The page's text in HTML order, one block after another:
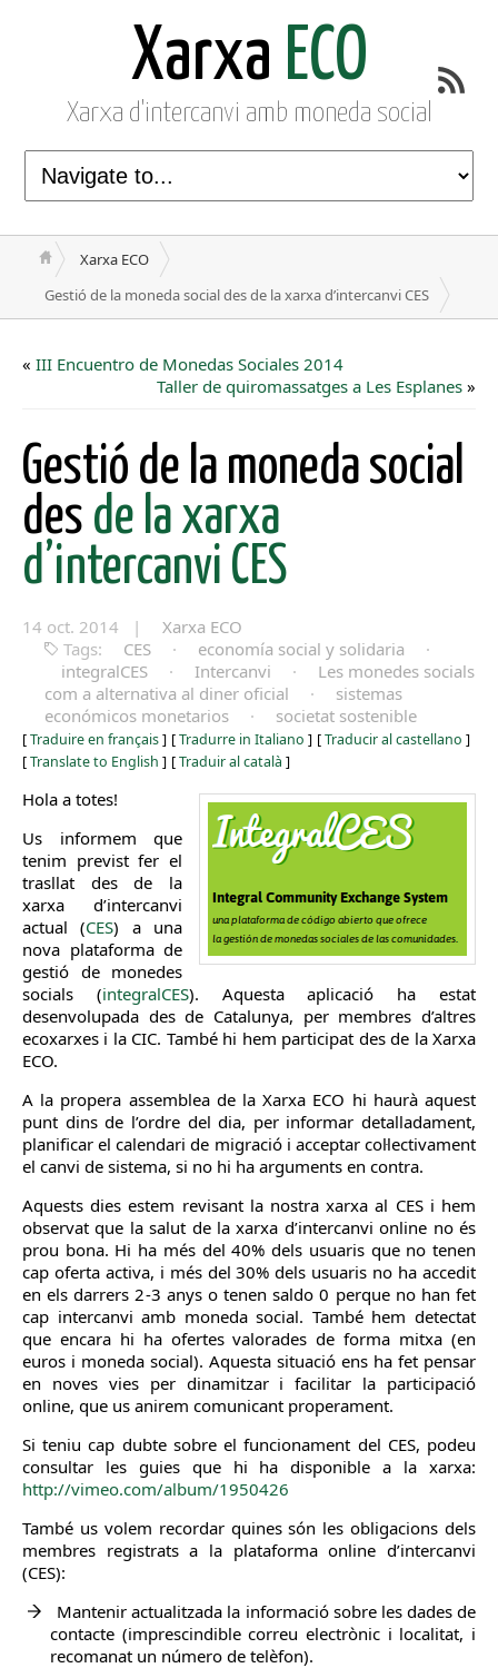
Xarxa ECO
Xarxa d'intercanvi amb moneda social
Xarxa ECO
Gestió de la moneda social des de la xarxa d’intercanvi CES
« III Encuentro de Monedas Sociales 2014
Taller de quiromassatges a Les Esplanes »
Gestió de la moneda social
des de la xarxa
d’intercanvi CES
14 oct. 2014 |
Xarxa ECO
Tags:
CES · economía social y solidaria
·
integralCES
· Intercanvi ·
Les monedes socials
com a alternativa al diner oficial
·
sistemas
económicos monetarios
· societat sostenible
[Traduire en français] [Tradurre in Italiano ] [Traducir al castellano ]
[Translate to English ] [Traduir al català ]
Hola a totes!
Us informem que
tenim previst fer el
trasllat des de la
xarxa d’intercanvi
actual (CES) a una
nova plataforma de
gestió de monedes
socials (integralCES). Aquesta aplicació ha estat
desenvolupada des de Catalunya, per membres d’altres
ecoxarxes i la CIC. També hi hem participat des de la Xarxa
ECO.
A la propera assemblea de la Xarxa ECO hi haurà aquest
punt dins de l’ordre del dia, per informar detalladament,
planificar el calendari de migració i acceptar col·lectivament
el canvi de sistema, si no hi ha arguments en contra.
Aquests dies estem revisant la nostra xarxa al CES i hem
observat que la salut de la xarxa d’intercanvi online no és
prou bona. Hi ha més del 40% dels usuaris que no tenen
cap oferta activa, i més del 30% dels usuaris no ha accedit
en els darrers 2-3 anys o tenen saldo 0 perque no han fet
cap intercanvi amb moneda social. També hem detectat
que encara hi ha ofertes valorades de forma mitxa (en
euros i moneda social). Aquesta situació ens ha fet pensar
en noves vies per dinamitzar i facilitar la participació
online, que us anirem comunicant properament.
Si teniu cap dubte sobre el funcionament del CES, podeu
consultar les guies que hi ha disponible a la xarxa:
http://vimeo.com/album/1950426
També us volem recordar quines són les obligacions dels
membres registrats a la plataforma online d’intercanvi
(CES):
Mantenir actualitzada la informació sobre les dades de
contacte (imprescindible correu electrònic i localitat, i
recomanat un número de telèfon).